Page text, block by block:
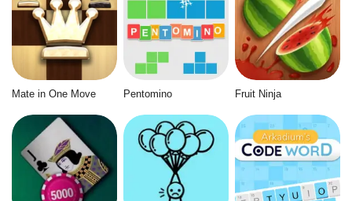
Mate in One Move Pentomino Fruit Ninja